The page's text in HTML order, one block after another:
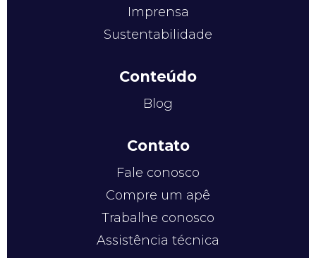
Imprensa
Sustentabilidade
Conteúdo
Blog
Contato
Fale conosco
Compre um apê
Trabalhe conosco
Assistência técnica